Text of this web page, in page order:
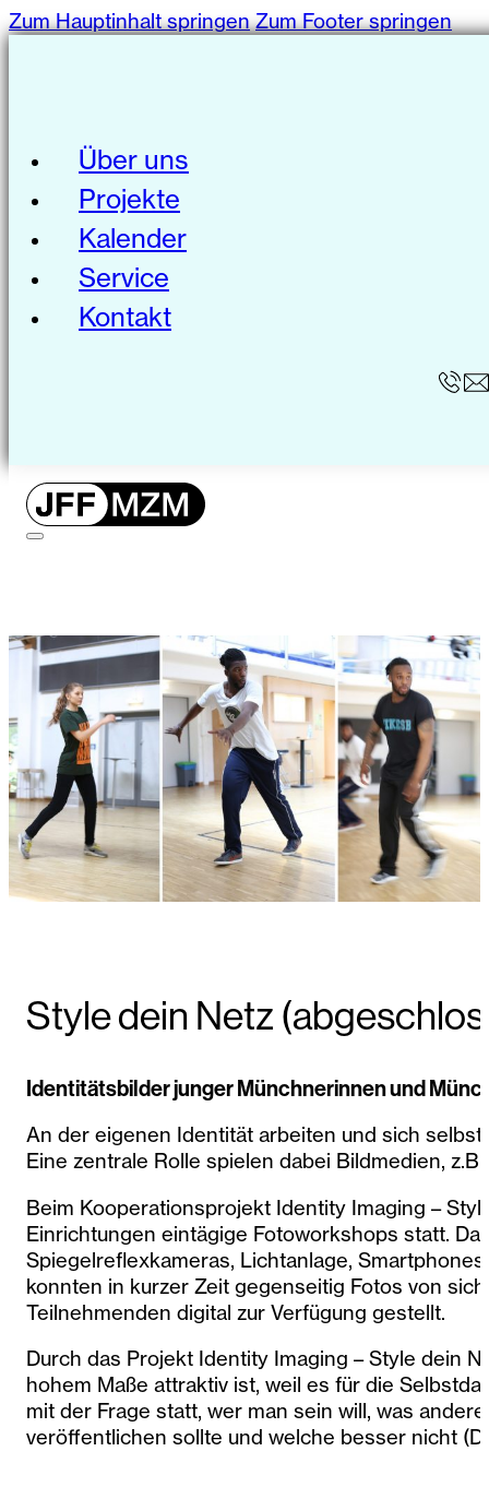
Zum Hauptinhalt springen Zum Footer springen
Über uns
Projekte
Kalender
Service
Kontakt
Style dein Netz
Identitätsbilder junger Münchnerinnen und
An der eigenen Identität arbeiten und sich
Eine zentrale Rolle spielen dabei Bildmedien,
Beim Kooperationsprojekt Identity Imaging –
Einrichtungen eintägige Fotoworkshops statt.
Spiegelreflexkameras, Lichtanlage,
konnten in kurzer Zeit gegenseitig Fotos von
Teilnehmenden digital zur Verfügung gestellt.
Durch das Projekt Identity Imaging – Style dein
hohem Maße attraktiv ist, weil es für die
mit der Frage statt, wer man sein will, was
veröffentlichen sollte und welche besser nicht